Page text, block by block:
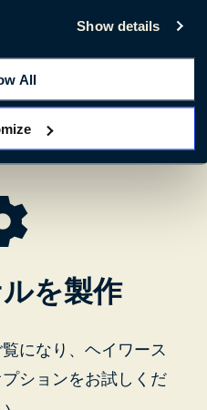
Show details
All
を製作
になり、ヘイワース
ションをお試しくだ